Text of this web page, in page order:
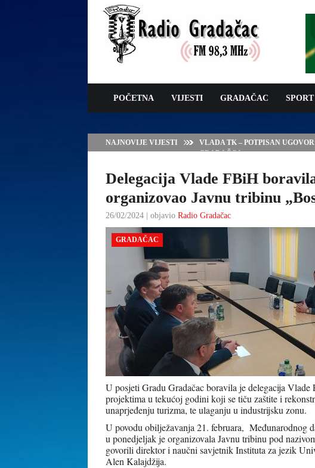
POČETNA VIJESTI GRADAČAC SPORT
NAJNOVIJE VIJESTI
VLADA TK – POTPISAN
GRADAČCA
Delegacija Vlade FBiH
organizovao Javnu tribinu
26/02/2024 | objavio Radio Gradačac
GRADAČAC
U posjeti Gradu Gradačac boravila je delegacija
projektima u tekućoj godini koji se tiču zaštite i
unaprjeđenju turizma, te ulaganju u industrijsku zonu.
U povodu obilježavanja 21. februara, Međunarodnog
u ponedjeljak je organizovala Javnu tribinu pod
govorili direktor i naučni savjetnik Instituta za jezik
Alen Kalajdžija.